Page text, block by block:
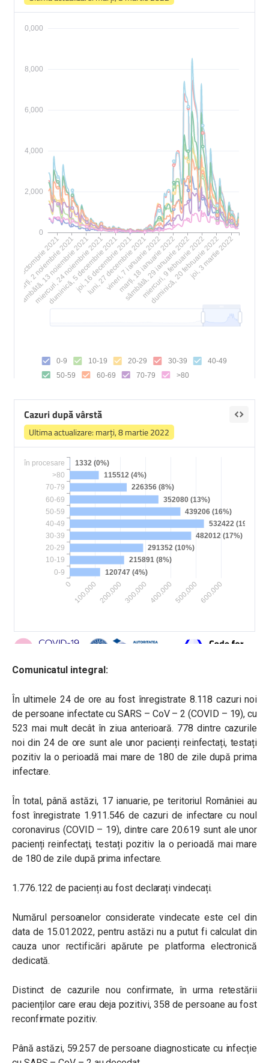
Comunicatul integral:
În ultimele 24 de ore au fost înregistrate 8.118 cazuri noi
de persoane infectate cu SARS – CoV – 2 (COVID – 19), cu
523 mai mult decât în ziua anterioară. 778 dintre cazurile
noi din 24 de ore sunt ale unor pacienți reinfectați, testați
pozitiv la o perioadă mai mare de 180 de zile după prima
infectare.
În total, până astăzi, 17 ianuarie, pe teritoriul României au
fost înregistrate 1.911.546 de cazuri de infectare cu noul
coronavirus (COVID – 19), dintre care 20.619 sunt ale unor
pacienți reinfectați, testați pozitiv la o perioadă mai mare
de 180 de zile după prima infectare.
1.776.122 de pacienți au fost declarați vindecați.
Numărul persoanelor considerate vindecate este cel din
data de 15.01.2022, pentru astăzi nu a putut fi calculat din
cauza unor rectificări apărute pe platforma electronică
dedicată.
Distinct de cazurile nou confirmate, în urma retestării
pacienților care erau deja pozitivi, 358 de persoane au fost
reconfirmate pozitiv.
Până astăzi, 59.257 de persoane diagnosticate cu infecție